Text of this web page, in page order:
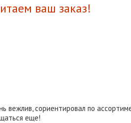
ваш заказ!
вежлив, сориентировал по
еще!